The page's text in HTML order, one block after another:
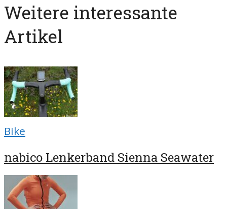
Weitere interessante
Artikel
Bike
nabico Lenkerband Sienna Seawater